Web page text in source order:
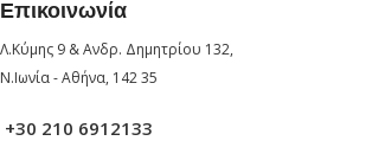
Επικοινωνία
Λ.Κύμης 9 & Ανδρ. Δημητρίου 132,
Ν.Ιωνία - Αθήνα, 142 35
+30 210 6912133